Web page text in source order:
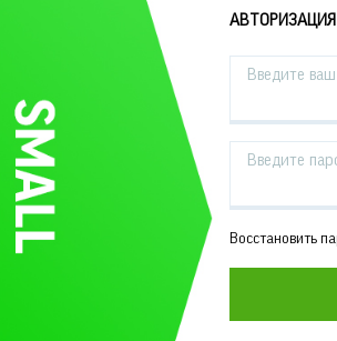
АВТОРИЗАЦИЯ
Введите
Введите
Восстановить